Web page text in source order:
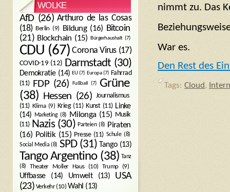
nimmt zu. Das
War es.
Den Rest des
Tags: Cloud,
WOLKE
AfD(26) Arthuro de las Cosas
(18) Berlin (9) Bildung(16) Bitcoin
(21) Blockchain (15) Bürgerhaushalt (7)
CDU (67) Corona Virus(17)
COVID-19 (12) Darmstadt (30)
Demokratie(14) EU(7) Europa(7) Fahrrad
(11)
FDP(26) Fußball (7)
Grüne
(38) Hessen (26) Journalismus
(11) Klima(9) Krieg(11) Kunst(11) Linke
(14) Marketing(8) Milonga(15) Musik
(11) Nazis(30) Parteien(8) Piraten
(16) Politik(15) Presse(11) Schule(8)
Social Media (8) SPD(31) Tango(13)
Tango Argentino(38) Tanz
(8)
Theater Moller Haus(10) Trump(9)
Uffbasse(14) Umwelt(13)
USA
(23) Verkehr(10) Wahl (13)